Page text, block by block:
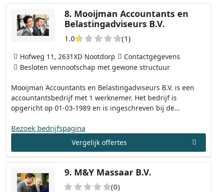
8. Mooijman Accountants en
Belastingadviseurs B.V.
1.0 (1)
Mooijman Accountants en Belastingadviseurs B.V. is een
accountantsbedrijf met 1 werknemer. Het bedrijf is
opgericht op 01-03-1989 en is ingeschreven bij de…
Hofweg 11, 2631XD Nootdorp
Contactgegevens
Besloten vennootschap met gewone structuur
Bezoek bedrijfspagina
Vergelijk offertes
9. M&Y Massaar B.V.
(0)